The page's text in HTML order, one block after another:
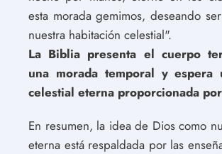
esta morada gemimos, deseando
nuestra habitación celestial".
La Biblia presenta el cuerpo
una morada temporal y espera
celestial eterna proporcionada
En resumen, la idea de Dios como
eterna está respaldada por las